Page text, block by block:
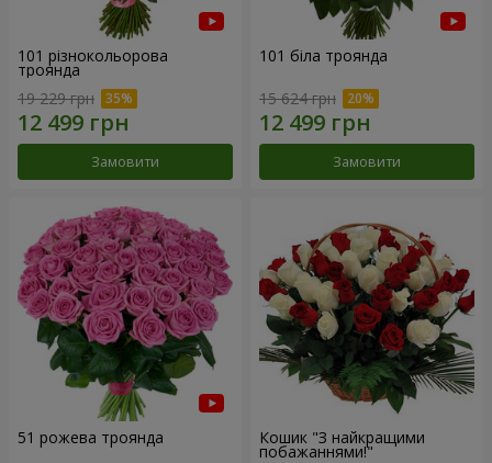
101 різнокольорова
троянда
19 229 грн
Замовити
101 біла троянда
15 624 грн
Замовити
51 рожева троянда Кошик "З найкращими
побажаннями!"